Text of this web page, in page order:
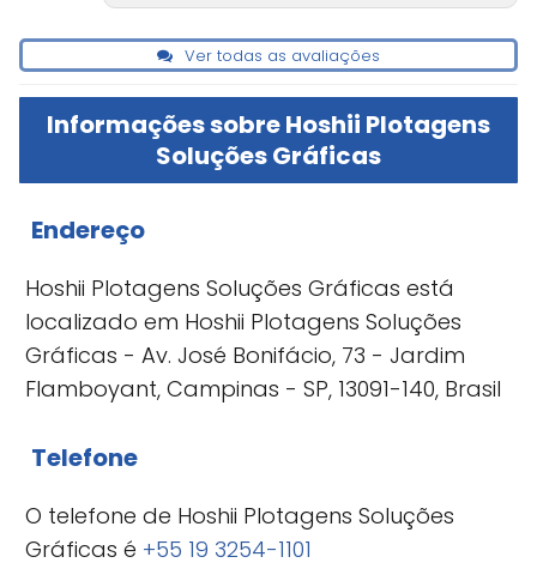
Ver todas as avaliações
Informações sobre Hoshii Plotagens
Soluções Gráficas
Endereço
Hoshii Plotagens Soluções Gráficas está
localizado em Hoshii Plotagens Soluções
Gráficas - Av. José Bonifácio, 73 - Jardim
Flamboyant, Campinas - SP, 13091-140, Brasil
Telefone
O telefone de Hoshii Plotagens Soluções
Gráficas é +55 19 3254-1101